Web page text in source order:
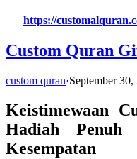
https://
Custom Quran
custom quran·September 30,
Keistimewaan
Hadiah Penuh
Kesempatan